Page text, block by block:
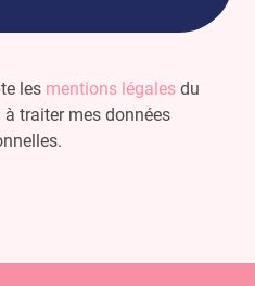
les mentions légalesdu
traiter mes données